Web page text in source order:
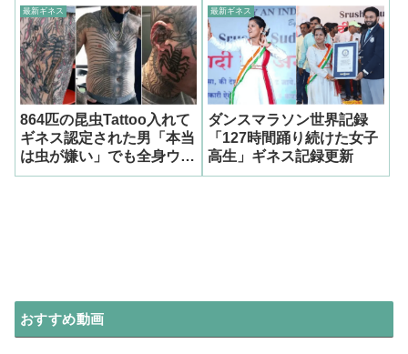
最新ギネス
864匹の昆虫Tattoo入れて
ギネス認定された男「本当
は虫が嫌い」でも全身ウジ
ャウジャ
最新ギネス
ダンスマラソン世界記録
「127時間踊り続けた女子
高生」ギネス記録更新
おすすめ動画